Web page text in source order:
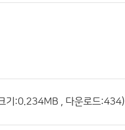
기:0.234MB , 다운로드:434)